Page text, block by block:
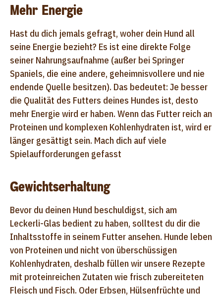
Mehr Energie
Hast du dich jemals gefragt, woher dein Hund all
seine Energie bezieht? Es ist eine direkte Folge
seiner Nahrungsaufnahme (außer bei Springer
Spaniels, die eine andere, geheimnisvollere und nie
endende Quelle besitzen). Das bedeutet: Je besser
die Qualität des Futters deines Hundes ist, desto
mehr Energie wird er haben. Wenn das Futter reich an
Proteinen und komplexen Kohlenhydraten ist, wird er
länger gesättigt sein. Mach dich auf viele
Spielaufforderungen gefasst
Gewichtserhaltung
Bevor du deinen Hund beschuldigst, sich am
Leckerli-Glas bedient zu haben, solltest du dir die
Inhaltsstoffe in seinem Futter ansehen. Hunde leben
von Proteinen und nicht von überschüssigen
Kohlenhydraten, deshalb füllen wir unsere Rezepte
mit proteinreichen Zutaten wie frisch zubereiteten
Fleisch und Fisch. Oder Erbsen, Hülsenfrüchte und